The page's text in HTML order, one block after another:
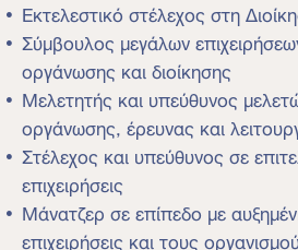
Εκτελεστικό στέλεχος στη
Σύμβουλος μεγάλων
οργάνωσης και διοίκησης
Μελετητής και υπεύθυνος
οργάνωσης, έρευνας και
Στέλεχος και υπεύθυνος σε
επιχειρήσεις
Μάνατζερ σε επίπεδο με
επιχειρήσεις και τους